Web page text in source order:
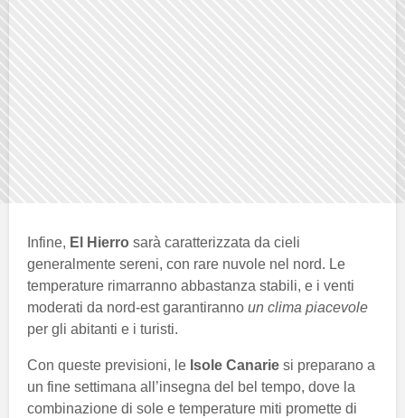
Infine, El Hierro sarà caratterizzata da cieli
generalmente sereni, con rare nuvole nel nord. Le
temperature rimarranno abbastanza stabili, e i venti
moderati da nord-est garantiranno un clima piacevole
per gli abitanti e i turisti.
Con queste previsioni, le Isole Canarie si preparano a
un fine settimana all’insegna del bel tempo, dove la
combinazione di sole e temperature miti promette di